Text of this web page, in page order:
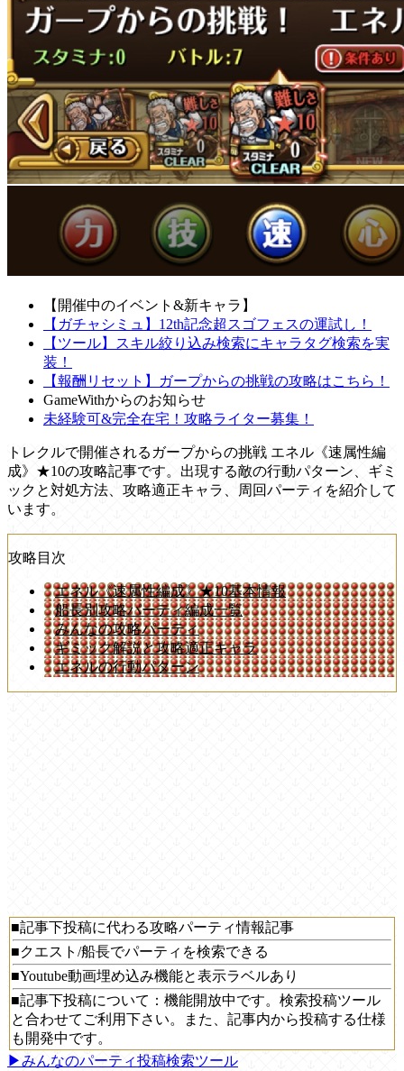
【開催中のイベント&新キャラ】
【ガチャシミュ】12th記念超スゴフェスの運試し！
【ツール】スキル絞り込み検索にキャラタグ検索を実
装！
【報酬リセット】ガープからの挑戦の攻略はこちら！
GameWithからのお知らせ
未経験可&完全在宅！攻略ライター募集！
トレクルで開催されるガープからの挑戦 エネル《速属性編
成》★10の攻略記事です。出現する敵の行動パターン、ギミ
ックと対処方法、攻略適正キャラ、周回パーティを紹介して
います。
攻略目次
エネル《速属性編成》★10基本情報
船長別攻略パーティ編成一覧
みんなの攻略パーティ
ギミック解説と攻略適正キャラ
エネルの行動パターン
■記事下投稿に代わる攻略パーティ情報記事
■クエスト/船長でパーティを検索できる
■Youtube動画埋め込み機能と表示ラベルあり
■記事下投稿について：機能開放中です。検索投稿ツール
と合わせてご利用下さい。また、記事内から投稿する仕様
も開発中です。
▶みんなのパーティ投稿検索ツール